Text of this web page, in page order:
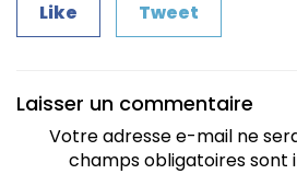
Like Tweet
Laisser un commentaire
Votre adresse e-mail ne
champs obligatoires sont